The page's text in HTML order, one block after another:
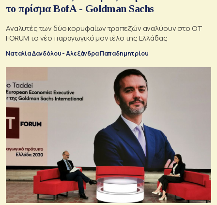
το πρίσμα BofA - Goldman Sachs
Αναλυτές των δύο κορυφαίων τραπεζών αναλύουν στο ΟΤ
FORUM το νέο παραγωγικό μοντέλο της Ελλάδας
Ναταλία Δανδόλου - Αλεξάνδρα Παπαδημητρίου